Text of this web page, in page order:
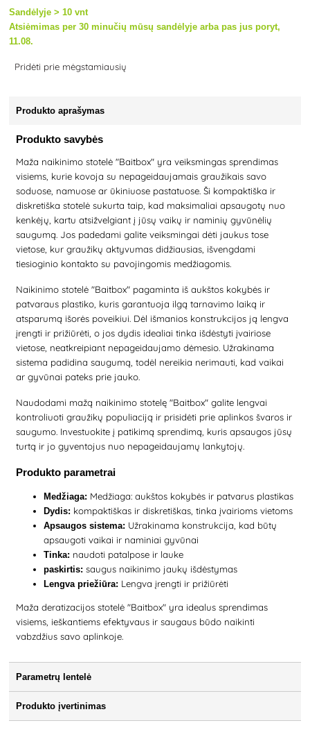
Sandėlyje > 10 vnt
Atsiėmimas per 30 minučių mūsų sandėlyje arba pas jus poryt,
11.08.
Pridėti prie mėgstamiausių
Produkto aprašymas
Produkto savybės
Maža naikinimo stotelė "Baitbox" yra veiksmingas sprendimas
visiems, kurie kovoja su nepageidaujamais graužikais savo
soduose, namuose ar ūkiniuose pastatuose. Ši kompaktiška ir
diskretiška stotelė sukurta taip, kad maksimaliai apsaugotų nuo
kenkėjų, kartu atsižvelgiant į jūsų vaikų ir naminių gyvūnėlių
saugumą. Jos padedami galite veiksmingai dėti jaukus tose
vietose, kur graužikų aktyvumas didžiausias, išvengdami
tiesioginio kontakto su pavojingomis medžiagomis.
Naikinimo stotelė "Baitbox" pagaminta iš aukštos kokybės ir
patvaraus plastiko, kuris garantuoja ilgą tarnavimo laiką ir
atsparumą išorės poveikiui. Dėl išmanios konstrukcijos ją lengva
įrengti ir prižiūrėti, o jos dydis idealiai tinka išdėstyti įvairiose
vietose, neatkreipiant nepageidaujamo dėmesio. Užrakinama
sistema padidina saugumą, todėl nereikia nerimauti, kad vaikai
ar gyvūnai pateks prie jauko.
Naudodami mažą naikinimo stotelę "Baitbox" galite lengvai
kontroliuoti graužikų populiaciją ir prisidėti prie aplinkos švaros ir
saugumo. Investuokite į patikimą sprendimą, kuris apsaugos jūsų
turtą ir jo gyventojus nuo nepageidaujamų lankytojų.
Produkto parametrai
Medžiaga: Medžiaga: aukštos kokybės ir patvarus plastikas
Dydis: kompaktiškas ir diskretiškas, tinka įvairioms vietoms
Apsaugos sistema: Užrakinama konstrukcija, kad būtų
apsaugoti vaikai ir naminiai gyvūnai
Tinka: naudoti patalpose ir lauke
paskirtis: saugus naikinimo jaukų išdėstymas
Lengva priežiūra: Lengva įrengti ir prižiūrėti
Maža deratizacijos stotelė "Baitbox" yra idealus sprendimas
visiems, ieškantiems efektyvaus ir saugaus būdo naikinti
vabzdžius savo aplinkoje.
Parametrų lentelė
Produkto įvertinimas